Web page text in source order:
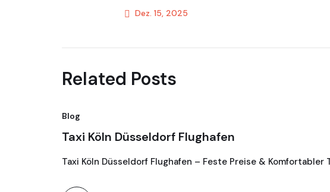
Dez. 15, 2025
Related Posts
Blog
Taxi Köln Düsseldorf Flughafen
Taxi Köln Düsseldorf Flughafen – Feste Preise &